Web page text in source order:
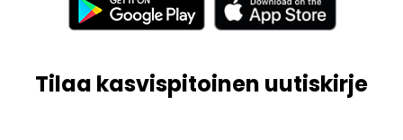
Tilaa kasvispitoinen uutiskirje